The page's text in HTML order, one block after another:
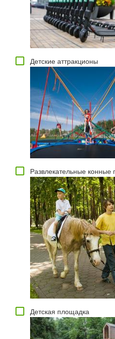
Детские аттракционы
Развлекательные конные
Детская площадка